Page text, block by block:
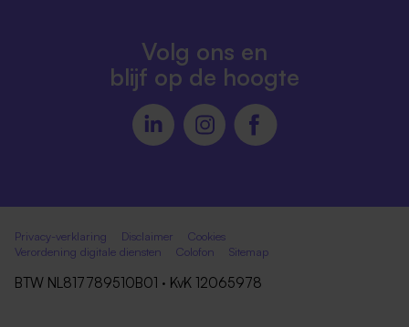
Volg ons en
blijf op de hoogte
Privacy-verklaring Disclaimer
Cookies
Verordening digitale diensten
Colofon Sitemap
BTW NL817789510B01 · KvK 12065978